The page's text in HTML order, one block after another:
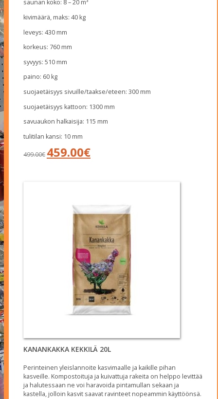
saunan koko: 8 – 20 m³
kivimäärä, maks: 40 kg
leveys: 430 mm
korkeus: 760 mm
syvyys: 510 mm
paino: 60 kg
suojaetäisyys sivuille/taakse/eteen: 300 mm
suojaetäisyys kattoon: 1300 mm
savuaukon halkaisija: 115 mm
tulitilan kansi: 10 mm
499.00€
Alkuperäinen
hinta
459.00€Nykyinen
hinta
KANANKAKKA KEKKILÄ 20L
Perinteinen yleislannoite kasvimaalle ja kaikille pihan
kasveille. Kompostoituja ja kuivattuja rakeita on helppo levittää
ja halutessaan ne voi haravoida pintamullan sekaan ja
kastella, jolloin kasvit saavat ravinteet nopeammin käyttöönsä.